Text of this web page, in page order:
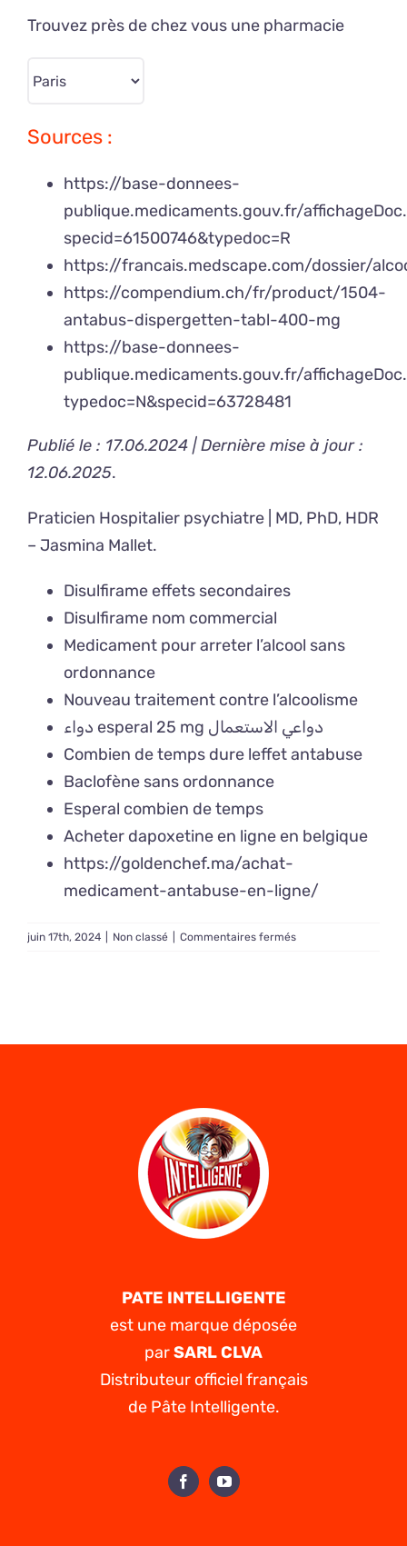
Trouvez près de chez vous une pharmacie
Sources :
https://base-donnees-
publique.medicaments.gouv.fr/
specid=61500746&typedoc=R
https://francais.medscape.com/dossier/
https://compendium.ch/fr/product/1504-
antabus-dispergetten-tabl-400-mg
https://base-donnees-
publique.medicaments.gouv.fr/
typedoc=N&specid=63728481
Publié le : 17.06.2024 | Dernière mise à jour :
12.06.2025.
Praticien Hospitalier psychiatre | MD, PhD, HDR
– Jasmina Mallet.
Disulfirame effets secondaires
Disulfirame nom commercial
Medicament pour arreter l’alcool sans
ordonnance
Nouveau traitement contre l’alcoolisme
دواء esperal 25 mg دواعي الاستعمال
Combien de temps dure leffet antabuse
Baclofène sans ordonnance
Esperal combien de temps
Acheter dapoxetine en ligne en belgique
https://goldenchef.ma/achat-
medicament-antabuse-en-ligne/
juin 17th, 2024 Non classé Commentaires ferméssur
–
PATE INTELLIGENTE
est une marque déposée
parSARL CLVA
Distributeur officiel français
de Pâte Intelligente.